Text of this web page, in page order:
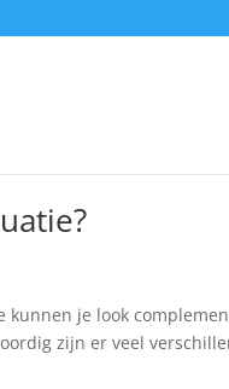
kunnen je look
zijn er veel